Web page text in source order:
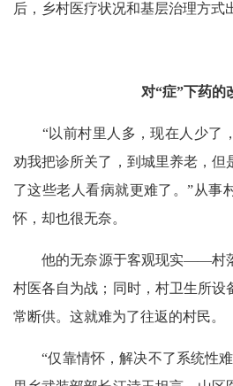
后，乡村医疗状况和基层治理方式
对“症”下药的
“以前村里人多，现在人少了
劝我把诊所关了，到城里养老，但
了这些老人看病就更难了。”从事
怀，却也很无奈。
他的无奈源于客观现实——村落
村医各自为战；同时，村卫生所设
常断供。这就难为了往返的村民。
“仅靠情怀，解决不了系统性难